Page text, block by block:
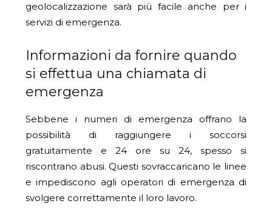
geolocalizzazione sarà più facile anche per i
servizi di emergenza.
Informazioni da fornire quando
si effettua una chiamata di
emergenza
Sebbene i numeri di emergenza offrano la
possibilità di raggiungere i soccorsi
gratuitamente e 24 ore su 24, spesso si
riscontrano abusi. Questi sovraccaricano le linee
e impediscono agli operatori di emergenza di
svolgere correttamente il loro lavoro.